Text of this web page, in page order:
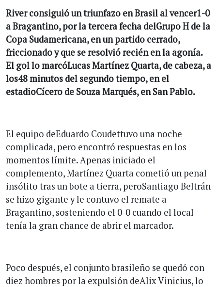
River consiguió un triunfazo en Brasil al vencer1-0
a Bragantino, por la tercera fecha delGrupo H de la
Copa Sudamericana, en un partido cerrado,
friccionado y que se resolvió recién en la agonía.
El gol lo marcóLucas Martínez Quarta, de cabeza, a
los48 minutos del segundo tiempo, en el
estadioCícero de Souza Marqués, en San Pablo.
El equipo deEduardo Coudettuvo una noche
complicada, pero encontró respuestas en los
momentos límite. Apenas iniciado el
complemento, Martínez Quarta cometió un penal
insólito tras un bote a tierra, peroSantiago Beltrán
se hizo gigante y le contuvo el remate a
Bragantino, sosteniendo el 0-0 cuando el local
tenía la gran chance de abrir el marcador.
Poco después, el conjunto brasileño se quedó con
diez hombres por la expulsión deAlix Vinicius, lo